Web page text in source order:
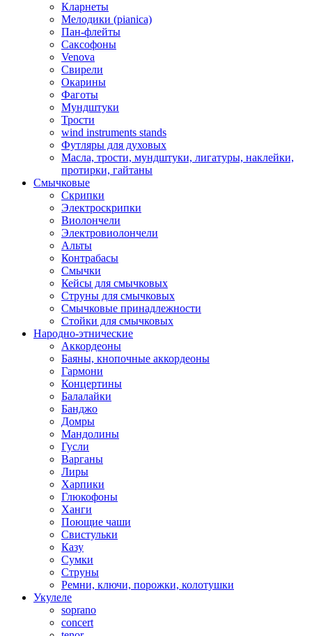
Кларнеты
Мелодики (pianica)
Пан-флейты
Саксофоны
Venova
Свирели
Окарины
Фаготы
Мундштуки
Трости
wind instruments stands
Футляры для духовых
Масла, трости, мундштуки, лигатуры, наклейки,
протирки, гайтаны
Смычковые
Скрипки
Электроскрипки
Виолончели
Электровиолончели
Альты
Контрабасы
Смычки
Кейсы для смычковых
Струны для смычковых
Смычковые принадлежности
Стойки для смычковых
Народно-этнические
Аккордеоны
Баяны, кнопочные аккордеоны
Гармони
Концертины
Балалайки
Банджо
Домры
Мандолины
Гусли
Варганы
Лиры
Харпики
Глюкофоны
Ханги
Поющие чаши
Свистульки
Казу
Сумки
Струны
Ремни, ключи, порожки, колотушки
Укулеле
soprano
concert